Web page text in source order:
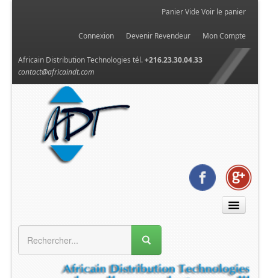
Panier Vide Voir le panier
Connexion Devenir Revendeur Mon Compte
Africain Distribution Technologies tél.+216.23.30.04.33
contact@africaindt.com
MENU GÉNÉRAL